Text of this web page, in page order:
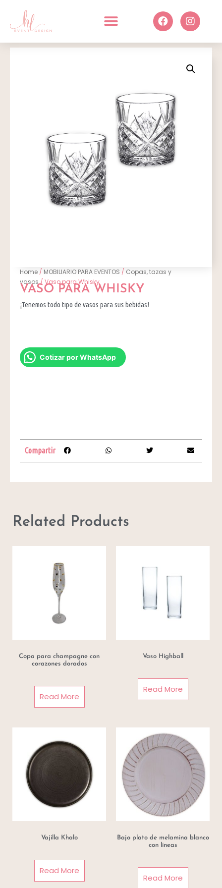
Home / MOBILIARIO PARA EVENTOS / Copas, tazas y
vasos/ Vaso para Whisky
VASO PARA WHISKY
¡Tenemos todo tipo de vasos para sus bebidas!
Cotizar por WhatsApp
Compartir
Related Products
Copa para champagne con
corazones dorados
Read More
Vaso Highball
Read More
Vajilla Khalo
Read More
Bajo plato de melamina blanco
con líneas
Read More